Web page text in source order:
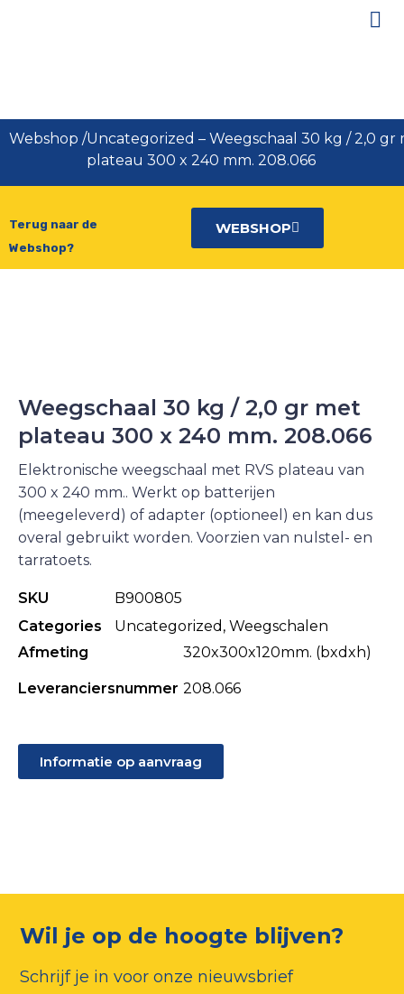
Webshop /Uncategorized – Weegschaal 30 kg / 2,0 gr
plateau 300 x 240 mm. 208.066
Terug naar de
Webshop?
WEBSHOP
Weegschaal 30 kg / 2,0 gr met
plateau 300 x 240 mm. 208.066
Elektronische weegschaal met RVS plateau van
300 x 240 mm.. Werkt op batterijen
(meegeleverd) of adapter (optioneel) en kan dus
overal gebruikt worden. Voorzien van nulstel- en
tarratoets.
SKU
B900805
Categories
Uncategorized , Weegschalen
Afmeting
320x300x120mm. (bxdxh)
Leveranciersnummer 208.066
Informatie op aanvraag
Wil je op de hoogte blijven?
Schrijf je in voor onze nieuwsbrief